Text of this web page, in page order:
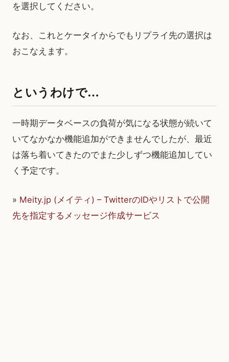
を選択してください。
なお、これとケータイからでもリプライ先の選択は
おこなえます。
というわけで…
一時期データベースの負荷が気になる状態が続いて
いてなかなか機能追加ができませんでしたが、最近
は落ち着いてきたのでまた少しずつ機能追加してい
く予定です。
» Meity.jp (メイティ) – TwitterのIDやリストで公開
先を指定するメッセージ作成サービス